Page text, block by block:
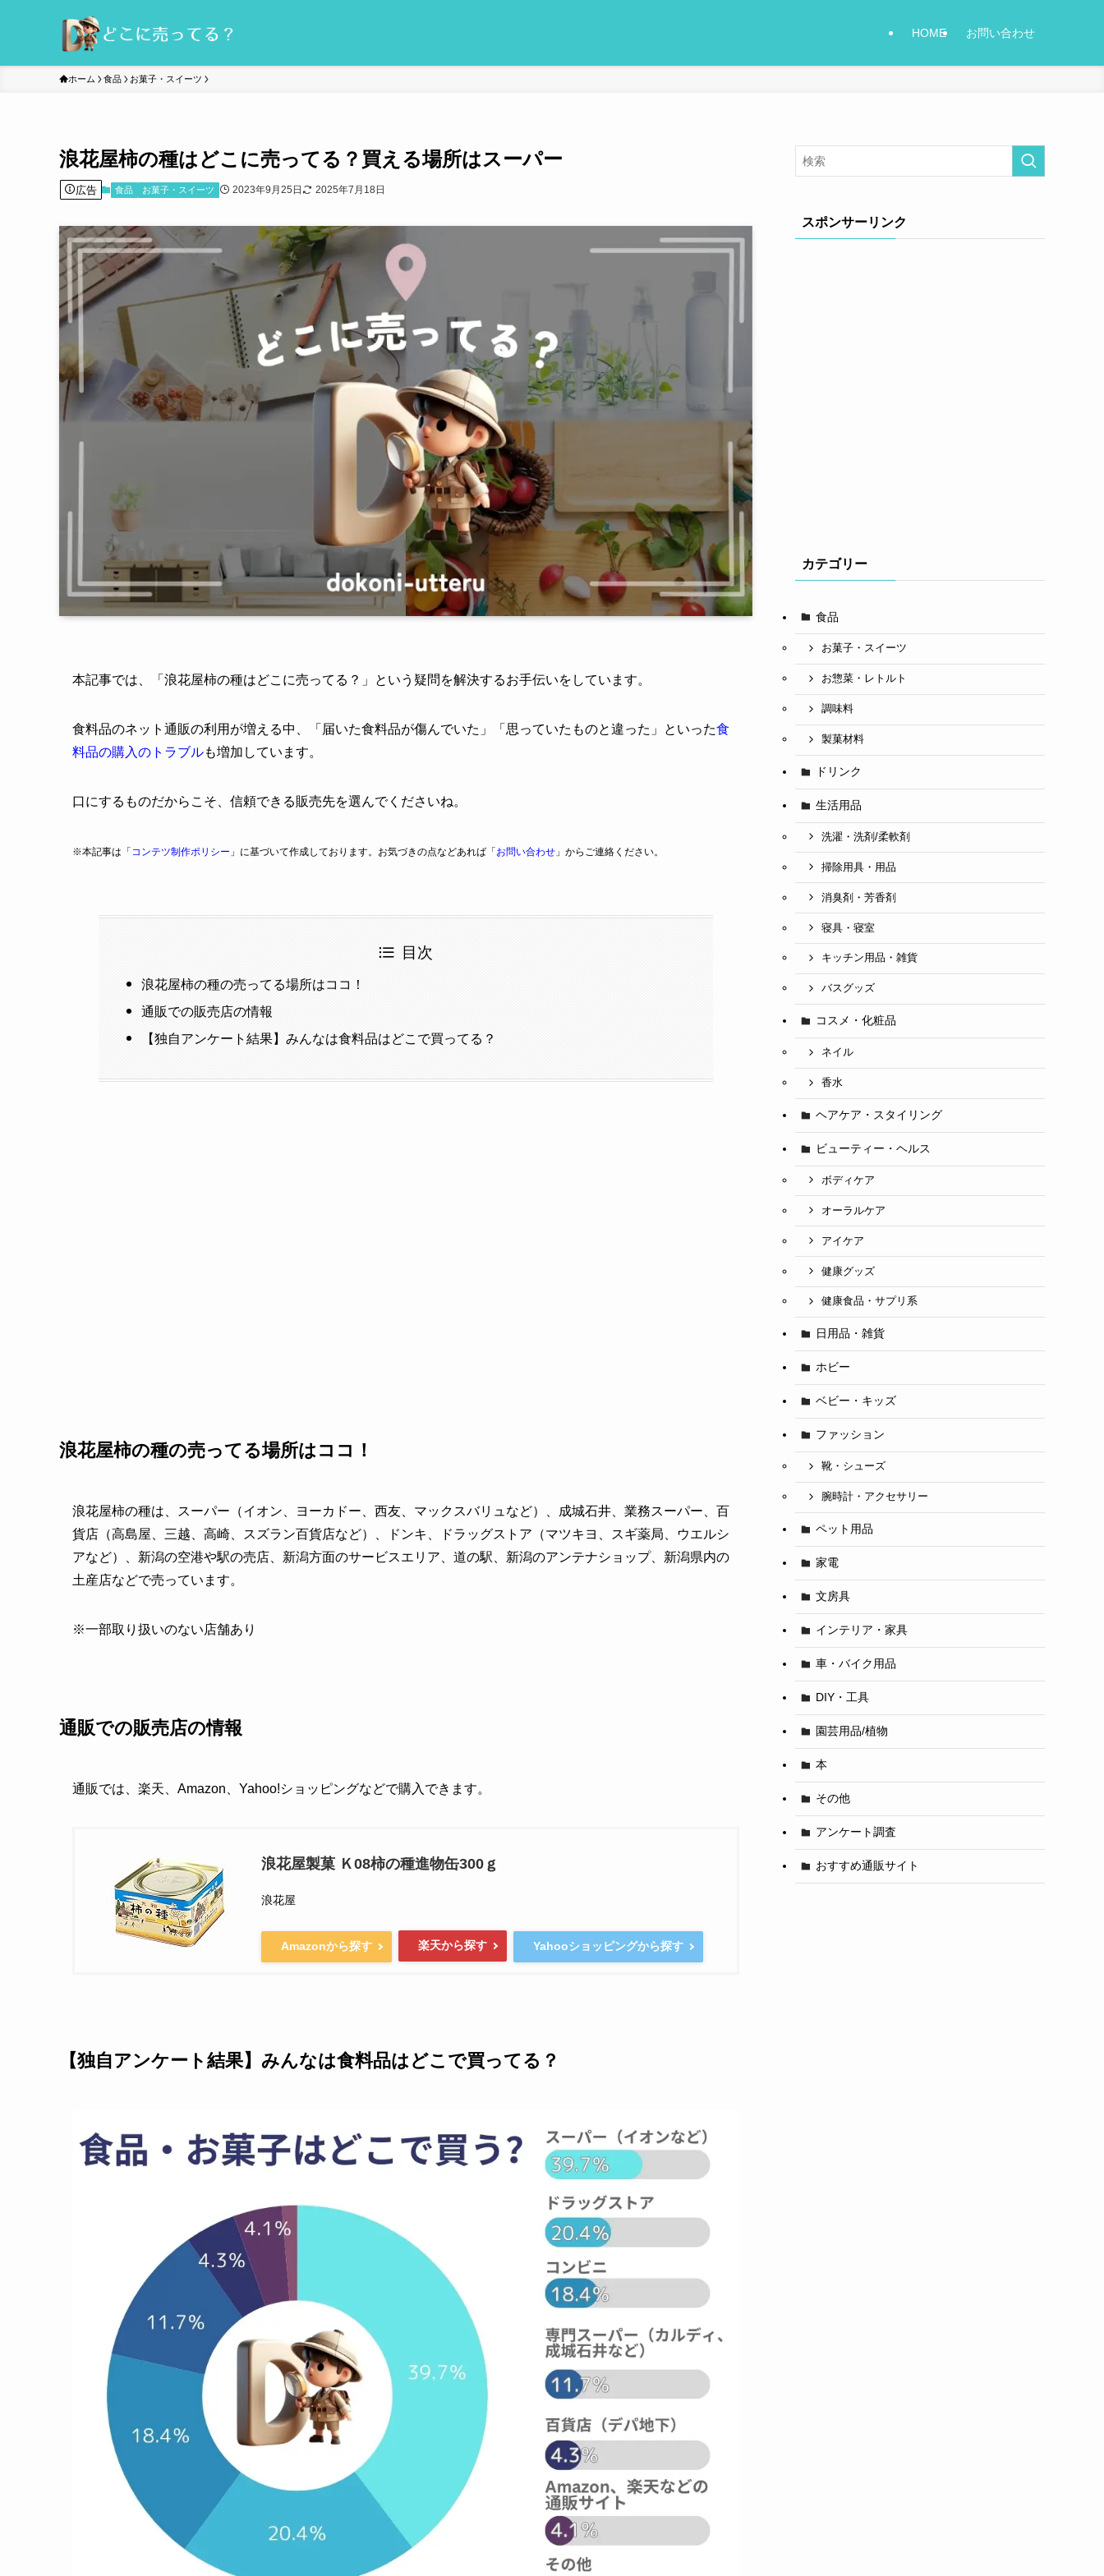
HOME お問い合わせ
ホーム 食品 お菓子・スイーツ
浪花屋柿の種はどこに売ってる？買える場所はスーパー
広告 食品 お菓子・スイーツ 2023年9月25日 2025年7月18日
本記事では、「浪花屋柿の種はどこに売ってる？」という疑問を解決するお手伝いをしています。
食料品のネット通販の利用が増える中、「届いた食料品が傷んでいた」「思っていたものと違った」といった食
料品の購入のトラブルも増加しています。
口にするものだからこそ、信頼できる販売先を選んでくださいね。
※本記事は「 コンテツ制作ポリシー 」に基づいて作成しております。お気づきの点などあれば「 お問い合わせ 」からご連絡ください。
目次
浪花屋柿の種の売ってる場所はココ！
通販での販売店の情報
【独自アンケート結果】みんなは食料品はどこで買ってる？
浪花屋柿の種の売ってる場所はココ！
浪花屋柿の種は、スーパー（イオン、ヨーカドー、西友、マックスバリュなど）、成城石井、業務スーパー、百
貨店（高島屋、三越、高崎、スズラン百貨店など）、ドンキ、ドラッグストア（マツキヨ、スギ薬局、ウエルシ
アなど）、新潟の空港や駅の売店、新潟方面のサービスエリア、道の駅、新潟のアンテナショップ、新潟県内の
土産店などで売っています。
※一部取り扱いのない店舗あり
通販での販売店の情報
通販では、楽天、Amazon、Yahoo!ショッピングなどで購入できます。
浪花屋製菓 Ｋ08柿の種進物缶300ｇ
浪花屋
Amazonから探す 楽天から探す Yahooショッピングから探す
【独自アンケート結果】みんなは食料品はどこで買ってる？
スポンサーリンク
カテゴリー
食品
お菓子・スイーツ
お惣菜・レトルト
調味料
製菓材料
ドリンク
生活用品
洗濯・洗剤/柔軟剤
掃除用具・用品
消臭剤・芳香剤
寝具・寝室
キッチン用品・雑貨
バスグッズ
コスメ・化粧品
ネイル
香水
ヘアケア・スタイリング
ビューティー・ヘルス
ボディケア
オーラルケア
アイケア
健康グッズ
健康食品・サプリ系
日用品・雑貨
ホビー
ベビー・キッズ
ファッション
靴・シューズ
腕時計・アクセサリー
ペット用品
家電
文房具
インテリア・家具
車・バイク用品
DIY・工具
園芸用品/植物
本
その他
アンケート調査
おすすめ通販サイト